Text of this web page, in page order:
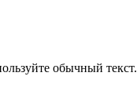
обычный текст.